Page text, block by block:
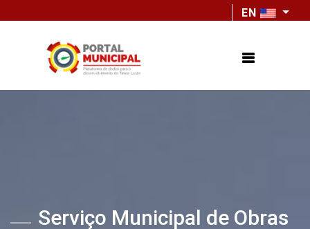
EN
Serviço Municipal de Obras